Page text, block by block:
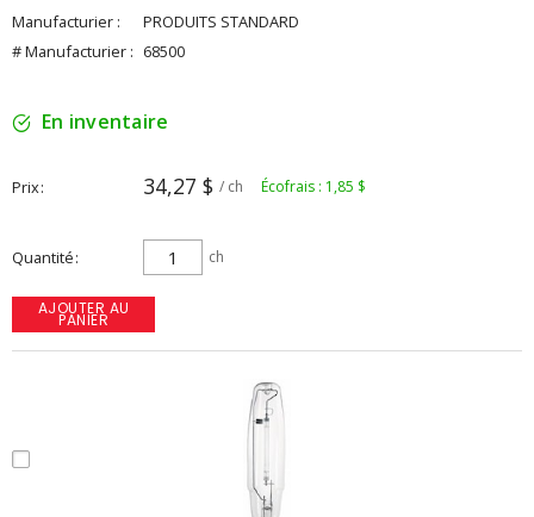
Manufacturier :
PRODUITS STANDARD
# Manufacturier : 68500
En inventaire
Prix 34,27 $ / ch Écofrais : 1,85 $
Quantité ch
AJOUTER AU
PANIER